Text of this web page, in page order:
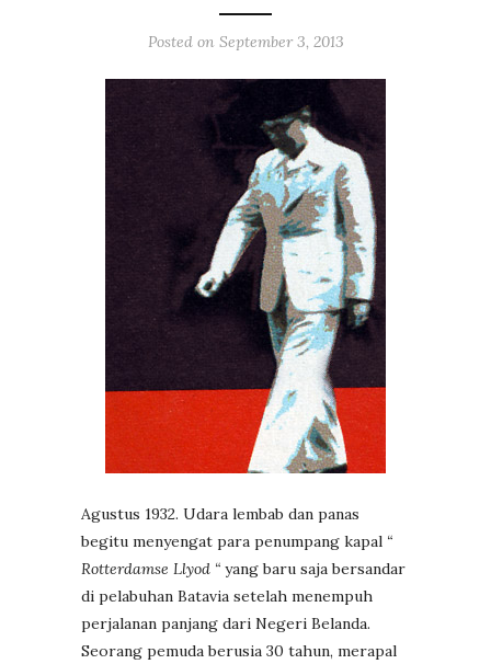
Posted on September 3, 2013
Agustus 1932. Udara lembab dan panas
begitu menyengat para penumpang kapal “
Rotterdamse Llyod “ yang baru saja bersandar
di pelabuhan Batavia setelah menempuh
perjalanan panjang dari Negeri Belanda.
Seorang pemuda berusia 30 tahun, merapal